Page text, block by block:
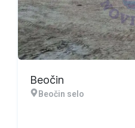
Beočin
Beočin selo